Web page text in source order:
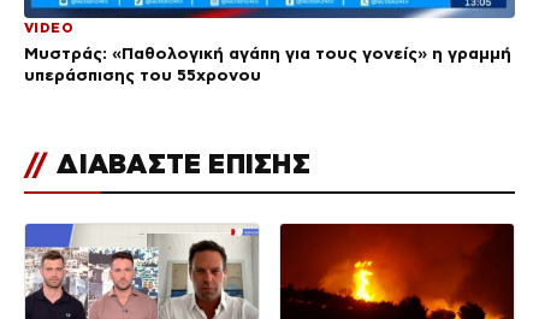
VIDEO
Μυστράς: «Παθολογική αγάπη για τους γονείς» η γραμμή
υπεράσπισης του 55χρονου
// ΔΙΑΒΑΣΤΕ ΕΠΙΣΗΣ